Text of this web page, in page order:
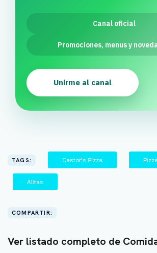
Canal oficial
Promociones, menus y
Unirme al canal
TAGS: Castor's Pizza
Alitas
COMPARTIR:
Ver listado completo de